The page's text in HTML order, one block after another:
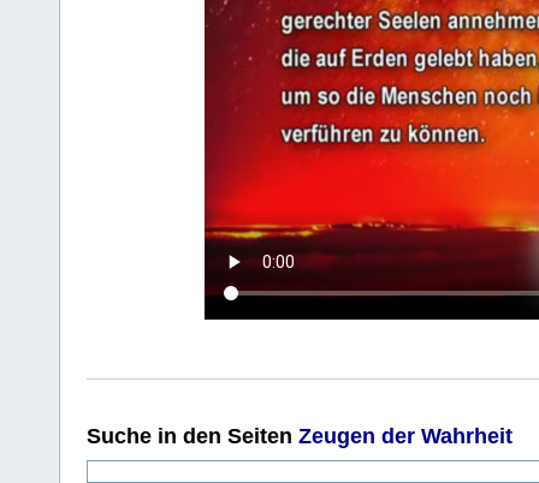
Suche in den Seiten Zeugen der Wahrheit